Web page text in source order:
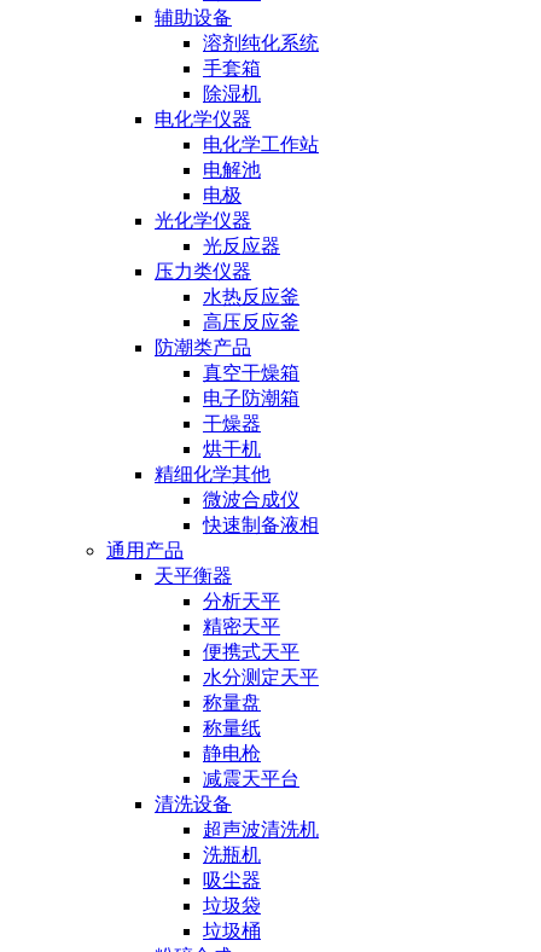
辅助设备
溶剂纯化系统
手套箱
除湿机
电化学仪器
电化学工作站
电解池
电极
光化学仪器
光反应器
压力类仪器
水热反应釜
高压反应釜
防潮类产品
真空干燥箱
电子防潮箱
干燥器
烘干机
精细化学其他
微波合成仪
快速制备液相
通用产品
天平衡器
分析天平
精密天平
便携式天平
水分测定天平
称量盘
称量纸
静电枪
减震天平台
清洗设备
超声波清洗机
洗瓶机
吸尘器
垃圾袋
垃圾桶